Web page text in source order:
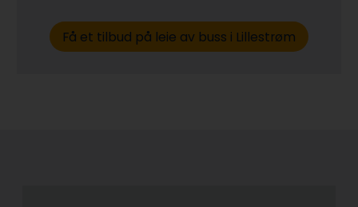
Få et tilbud på leie av buss i Lillestrøm